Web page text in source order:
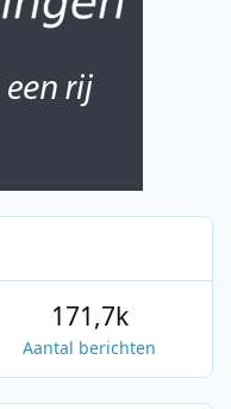
Aantal berichten
171,7k